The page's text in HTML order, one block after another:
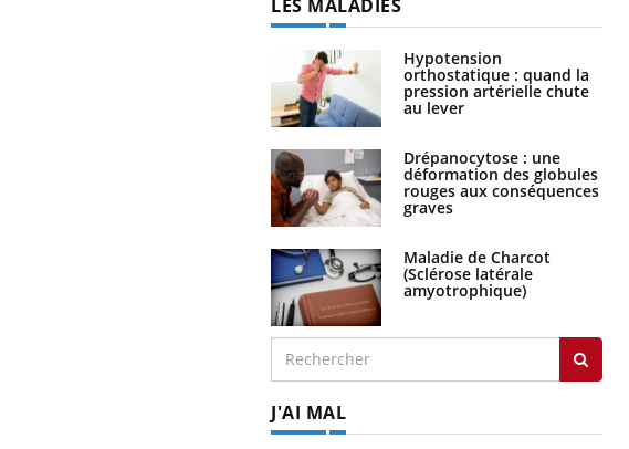
LES MALADIES
Hypotension
orthostatique : quand la
pression artérielle chute
au lever
Drépanocytose : une
déformation des globules
rouges aux conséquences
graves
Maladie de Charcot
(Sclérose latérale
amyotrophique)
J'AI MAL